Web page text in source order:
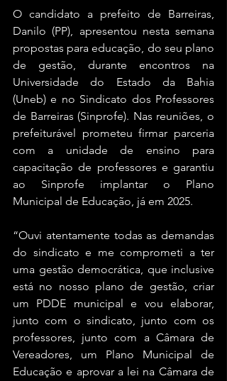
O candidato a prefeito de Barreiras,
Danilo (PP), apresentou nesta semana
propostas para educação, do seu plano
de gestão, durante encontros na
Universidade do Estado da Bahia
(Uneb) e no Sindicato dos Professores
de Barreiras (Sinprofe). Nas reuniões, o
prefeiturável prometeu firmar parceria
com a unidade de ensino para
capacitação de professores e garantiu
ao Sinprofe implantar o Plano
Municipal de Educação, já em 2025.
“Ouvi atentamente todas as demandas
do sindicato e me comprometi a ter
uma gestão democrática, que inclusive
está no nosso plano de gestão, criar
um PDDE municipal e vou elaborar,
junto com o sindicato, junto com os
professores, junto com a Câmara de
Vereadores, um Plano Municipal de
Educação e aprovar a lei na Câmara de